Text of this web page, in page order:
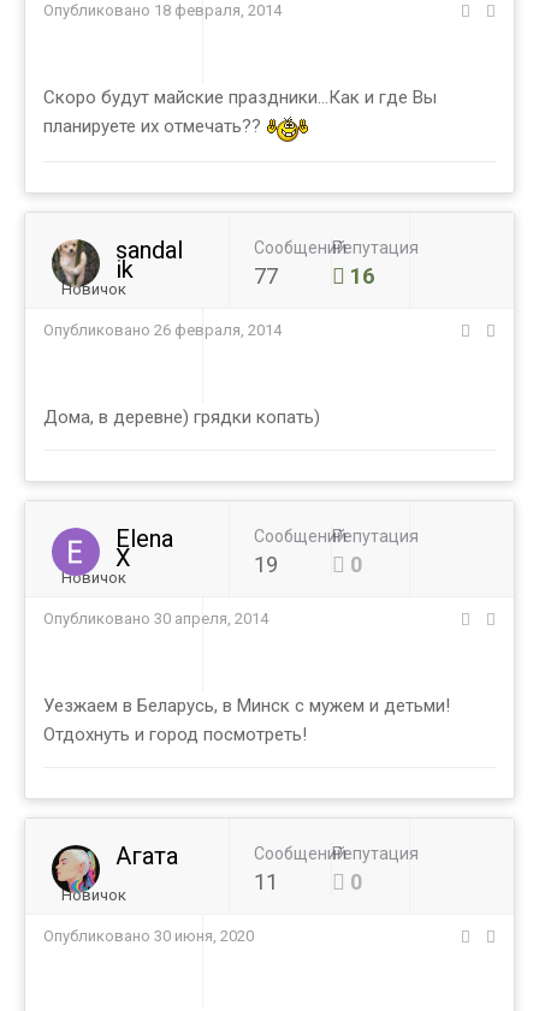
Опубликовано 18 февраля, 2014
Скоро будут майские праздники...Как и где Вы
планируете их отмечать??
sandal
ik
Новичок
Сообщений
77
Репутация
16
Опубликовано 26 февраля, 2014
Дома, в деревне) грядки копать)
Elena
X
Новичок
Сообщений
19
Репутация
0
Опубликовано 30 апреля, 2014
Уезжаем в Беларусь, в Минск с мужем и детьми!
Отдохнуть и город посмотреть!
Агата
Новичок
Сообщений
11
Репутация
0
Опубликовано 30 июня, 2020